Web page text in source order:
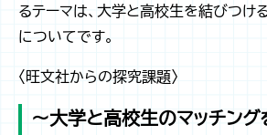
るテーマは、大学と高校生を結びつけ
についてです。
〈旺文社からの探究課題〉
～大学と高校生のマッチング